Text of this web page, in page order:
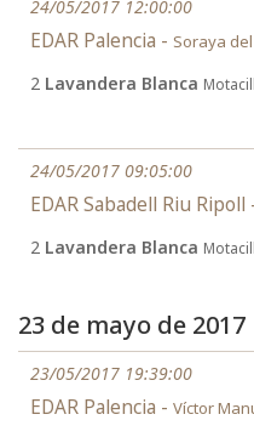
24/05/2017 12:00:00
EDAR Palencia - Soraya del
2 Lavandera Blanca
24/05/2017 09:05:00
EDAR Sabadell Riu Ripoll
2 Lavandera Blanca
23 de mayo de 2017
23/05/2017 19:39:00
EDAR Palencia - Víctor